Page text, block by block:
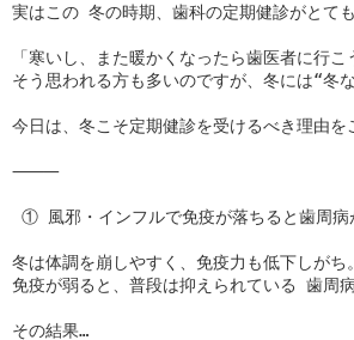
実はこの 冬の時期、歯科の定期健診がとて
「寒いし、また暖かくなったら歯医者に行こ
そう思われる方も多いのですが、冬には“冬
今日は、冬こそ定期健診を受けるべき理由を
⸻
① 風邪・インフルで免疫が落ちると歯周病
冬は体調を崩しやすく、免疫力も低下しがち。
免疫が弱ると、普段は抑えられている 歯周
その結果…